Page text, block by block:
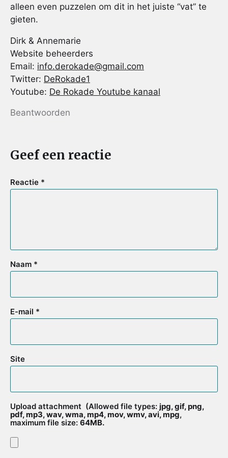
alleen even puzzelen om dit in het juiste “vat” te
gieten.
Dirk & Annemarie
Website beheerders
Email: info.derokade@gmail.com
Twitter: DeRokade1
Youtube: De Rokade Youtube kanaal
Beantwoorden
Geef een reactie
Reactie *
Naam *
E-mail *
Site
Upload attachment (Allowed file types: jpg, gif, png,
pdf, mp3, wav, wma, mp4, mov, wmv, avi, mpg,
maximum file size: 64MB.